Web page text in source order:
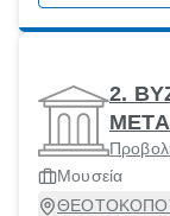
2.
Μουσεία